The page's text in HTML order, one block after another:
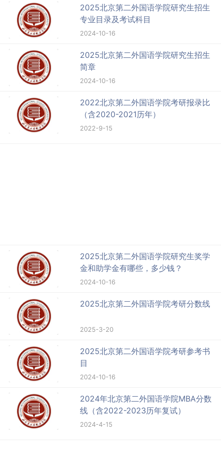
2025北京第二外国语学院研究生招生
专业目录及考试科目
2024-10-16
2025北京第二外国语学院研究生招生
简章
2024-10-16
2022北京第二外国语学院考研报录比
（含2020-2021历年）
2022-9-15
2025北京第二外国语学院研究生奖学
金和助学金有哪些，多少钱？
2024-10-16
2025北京第二外国语学院考研分数线
2025-3-20
2025北京第二外国语学院考研参考书
目
2024-10-16
2024年北京第二外国语学院MBA分数
线（含2022-2023历年复试）
2024-4-15